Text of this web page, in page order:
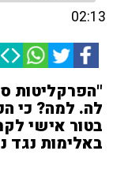
02:13
לה. למה? כי
בטור אישי
באלימות נגד